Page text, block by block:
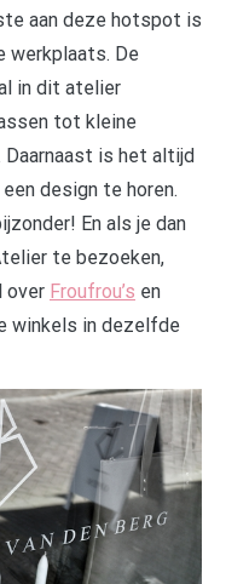
aan deze hotspot is
werkplaats. De
in dit atelier
tot kleine
is het altijd
design te horen.
En als je dan
te bezoeken,
over Froufrou’s en
winkels in dezelfde